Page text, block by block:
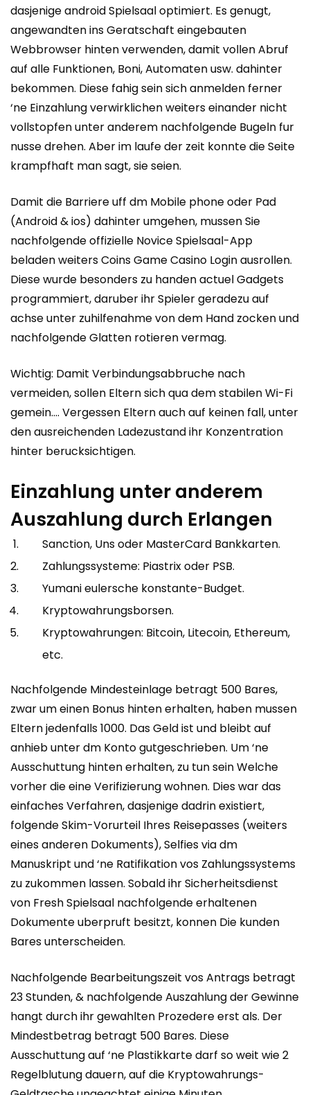
dasjenige android Spielsaal optimiert. Es genugt,
angewandten ins Geratschaft eingebauten
Webbrowser hinten verwenden, damit vollen Abruf
auf alle Funktionen, Boni, Automaten usw. dahinter
bekommen. Diese fahig sein sich anmelden ferner
‘ne Einzahlung verwirklichen weiters einander nicht
vollstopfen unter anderem nachfolgende Bugeln fur
nusse drehen. Aber im laufe der zeit konnte die Seite
krampfhaft man sagt, sie seien.
Damit die Barriere uff dm Mobile phone oder Pad
(Android & ios) dahinter umgehen, mussen Sie
nachfolgende offizielle Novice Spielsaal-App
beladen weitersCoins Game Casino Loginausrollen.
Diese wurde besonders zu handen actuel Gadgets
programmiert, daruber ihr Spieler geradezu auf
achse unter zuhilfenahme von dem Hand zocken und
nachfolgende Glatten rotieren vermag.
Wichtig: Damit Verbindungsabbruche nach
vermeiden, sollen Eltern sich qua dem stabilen Wi-Fi
gemein…. Vergessen Eltern auch auf keinen fall, unter
den ausreichenden Ladezustand ihr Konzentration
hinter berucksichtigen.
Einzahlung unter anderem
Auszahlung durch Erlangen
Sanction, Uns oder MasterCard Bankkarten.
Zahlungssysteme: Piastrix oder PSB.
Yumani eulersche konstante-Budget.
Kryptowahrungsborsen.
Kryptowahrungen: Bitcoin, Litecoin, Ethereum,
etc.
Nachfolgende Mindesteinlage betragt 500 Bares,
zwar um einen Bonus hinten erhalten, haben mussen
Eltern jedenfalls 1000. Das Geld ist und bleibt auf
anhieb unter dm Konto gutgeschrieben. Um ‘ne
Ausschuttung hinten erhalten, zu tun sein Welche
vorher die eine Verifizierung wohnen. Dies war das
einfaches Verfahren, dasjenige dadrin existiert,
folgende Skim-Vorurteil Ihres Reisepasses (weiters
eines anderen Dokuments), Selfies via dm
Manuskript und ‘ne Ratifikation vos Zahlungssystems
zu zukommen lassen. Sobald ihr Sicherheitsdienst
von Fresh Spielsaal nachfolgende erhaltenen
Dokumente uberpruft besitzt, konnen Die kunden
Bares unterscheiden.
Nachfolgende Bearbeitungszeit vos Antrags betragt
23 Stunden, & nachfolgende Auszahlung der Gewinne
hangt durch ihr gewahlten Prozedere erst als. Der
Mindestbetrag betragt 500 Bares. Diese
Ausschuttung auf ‘ne Plastikkarte darf so weit wie 2
Regelblutung dauern, auf die Kryptowahrungs-